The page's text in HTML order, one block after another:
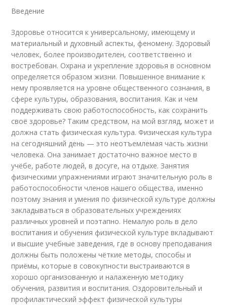
Введение
Здоровье относится к универсальному, имеющему и
материальный и духовный аспекты, феномену. Здоровый
человек, более производителен, соответственно и
востребован. Охрана и укрепление здоровья в основном
определяется образом жизни. Повышенное внимание к
нему проявляется на уровне общественного сознания, в
сфере культуры, образования, воспитания. Как и чем
поддерживать свою работоспособность, как сохранить
своё здоровье? Таким средством, на мой взгляд, может и
должна стать физическая культура. Физическая культура
на сегодняшний день — это неотъемлемая часть жизни
человека. Она занимает достаточно важное место в
учёбе, работе людей, в досуге, на отдыхе. Занятия
физическими упражнениями играют значительную роль в
работоспособности членов нашего общества, именно
поэтому знания и умения по физической культуре должны
закладываться в образовательных учреждениях
различных уровней и поэтапно. Немалую роль в дело
воспитания и обучения физической культуре вкладывают
и высшие учебные заведения, где в основу преподавания
должны быть положены чёткие методы, способы и
приёмы, которые в совокупности выстраиваются в
хорошо организованную и налаженную методику
обучения, развития и воспитания. Оздоровительный и
профилактический эффект физической культуры